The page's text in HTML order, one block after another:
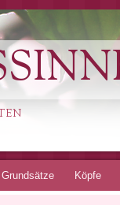
Grundsätze Köpfe